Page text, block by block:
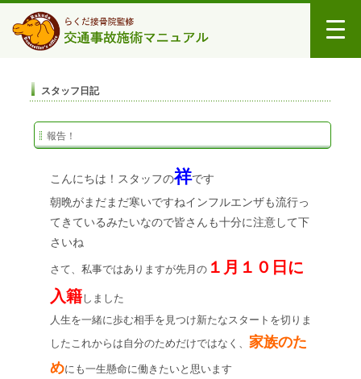
スタッフ日記
報告！
こんにちは！スタッフの祥です
朝晩がまだまだ寒いですねインフルエンザも流行っ
てきているみたいなので皆さんも十分に注意して下
さいね
さて、私事ではありますが先月の １月１０日に
入籍しました
人生を一緒に歩む相手を見つけ新たなスタートを切りま
したこれからは自分のためだけではなく、 家族のた
めにも一生懸命に働きたいと思います